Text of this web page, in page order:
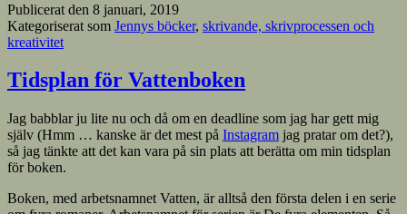
Publicerat den 8 januari, 2019
Kategoriserat som Jennys böcker, skrivande, skrivprocessen och
kreativitet
Tidsplan för Vattenboken
Jag babblar ju lite nu och då om en deadline som jag har gett mig
själv (Hmm … kanske är det mest på Instagram jag pratar om det?),
så jag tänkte att det kan vara på sin plats att berätta om min tidsplan
för boken.
Boken, med arbetsnamnet Vatten, är alltså den första delen i en serie